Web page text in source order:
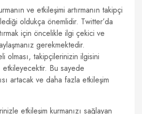
ve etkileşimi artırmanın takipçi
oldukça önemlidir. Twitter’da
için öncelikle ilgi çekici ve
gerekmektedir.
olması, takipçilerinizin ilgisini
Bu sayede
artacak ve daha fazla etkileşim
etkileşim kurmanızı sağlayan